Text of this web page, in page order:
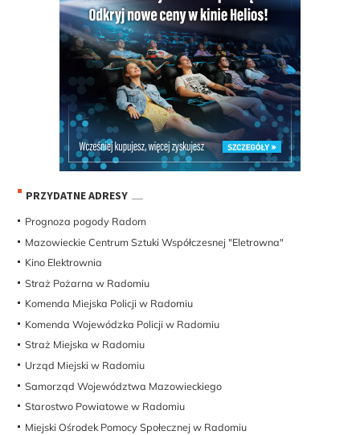
PRZYDATNE ADRESY
Prognoza pogody Radom
Mazowieckie Centrum Sztuki Współczesnej "Eletrowna"
Kino Elektrownia
Straż Pożarna w Radomiu
Komenda Miejska Policji w Radomiu
Komenda Wojewódzka Policji w Radomiu
Straż Miejska w Radomiu
Urząd Miejski w Radomiu
Samorząd Województwa Mazowieckiego
Starostwo Powiatowe w Radomiu
Miejski Ośrodek Pomocy Społecznej w Radomiu